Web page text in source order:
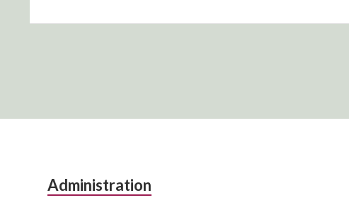
Colonne
Administration